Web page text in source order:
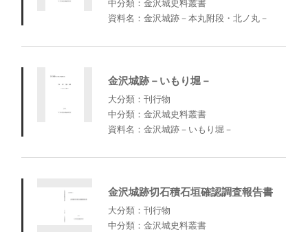
中分類：金沢城史料叢書
資料名：金沢城跡－本丸附段・北ノ丸－
金沢城跡－いもり堀－
大分類：刊行物
中分類：金沢城史料叢書
資料名：金沢城跡－いもり堀－
金沢城跡切石積石垣確認調査報告書
大分類：刊行物
中分類：金沢城史料叢書